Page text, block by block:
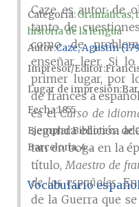
Caze es autor de
tanto de
como de
enseñar leer. Si
primer lugar, por
de francés a
es elCurso de
segunda edición
tan en boga en la
título,Maestro de
de los españoles.
de la Guerra que
Categoría:Gramáticas,
historia de la lengua
AutorCaze, Agustín
Impresor/Editor
Lugar de impresión
Fecha1855
Ejemplar Biblioteca de
Barcelona, 4...
Vocabulario